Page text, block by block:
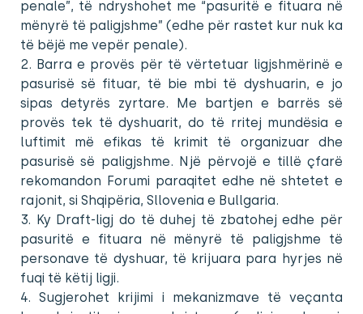
penale”, të ndryshohet me “pasuritë e fituara në
mënyrë të paligjshme” (edhe për rastet kur nuk ka
të bëjë me vepër penale).
2. Barra e provës për të vërtetuar ligjshmërinë e
pasurisë së fituar, të bie mbi të dyshuarin, e jo
sipas detyrës zyrtare. Me bartjen e barrës së
provës tek të dyshuarit, do të rritej mundësia e
luftimit më efikas të krimit të organizuar dhe
pasurisë së paligjshme. Një përvojë e tillë çfarë
rekomandon Forumi paraqitet edhe në shtetet e
rajonit, si Shqipëria, Sllovenia e Bullgaria.
3. Ky Draft-ligj do të duhej të zbatohej edhe për
pasuritë e fituara në mënyrë të paligjshme të
personave të dyshuar, të krijuara para hyrjes në
fuqi të këtij ligji.
4. Sugjerohet krijimi i mekanizmave të veçanta